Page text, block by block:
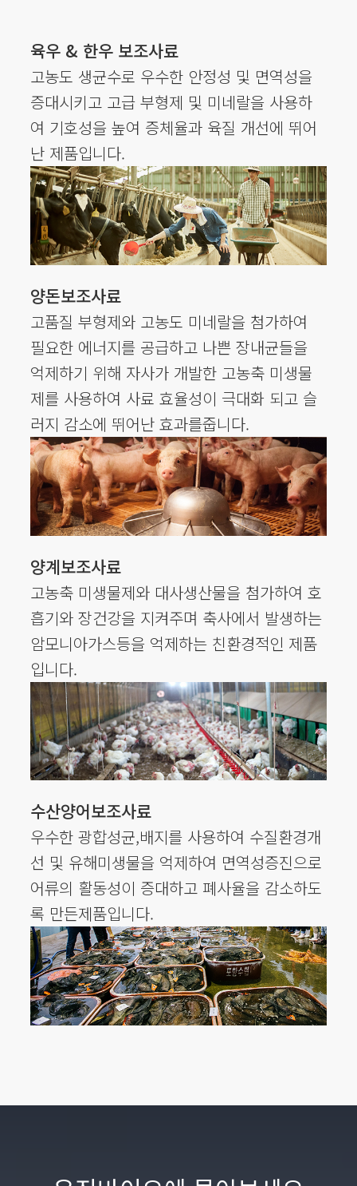
육우 & 한우 보조사료
고농도 생균수로 우수한 안정성 및 면역성을
증대시키고 고급 부형제 및 미네랄을 사용하
여 기호성을 높여 증체율과 육질 개선에 뛰어
난 제품입니다.
양돈보조사료
고품질 부형제와 고농도 미네랄을 첨가하여
필요한 에너지를 공급하고 나쁜 장내균들을
억제하기 위해 자사가 개발한 고농축 미생물
제를 사용하여 사료 효율성이 극대화 되고 슬
러지 감소에 뛰어난 효과를줍니다.
양계보조사료
고농축 미생물제와 대사생산물을 첨가하여 호
흡기와 장건강을 지켜주며 축사에서 발생하는
암모니아가스등을 억제하는 친환경적인 제품
입니다.
수산양어보조사료
우수한 광합성균,배지를 사용하여 수질환경개
선 및 유해미생물을 억제하여 면역성증진으로
어류의 활동성이 증대하고 폐사율을 감소하도
록 만든제품입니다.